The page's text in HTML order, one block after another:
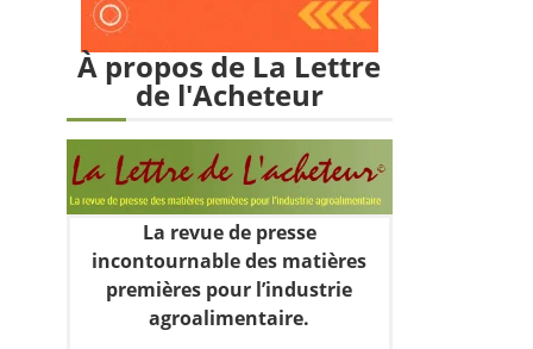
À propos de La Lettre
de l'Acheteur
La revue de presse
incontournable des matières
premières pour l’industrie
agroalimentaire.